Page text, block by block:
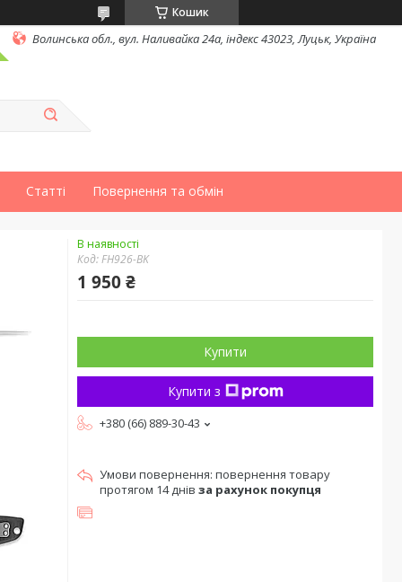
Кошик
Волинська обл., вул. Наливайка 24а, індекс 43023, Луцьк, Україна
Статті Повернення та обмін
В наявності
Код:FH926-BK
1 950 ₴
Купити
Купити з
+380 (66) 889-30-43
повернення товару
протягом 14 днів за рахунок покупця